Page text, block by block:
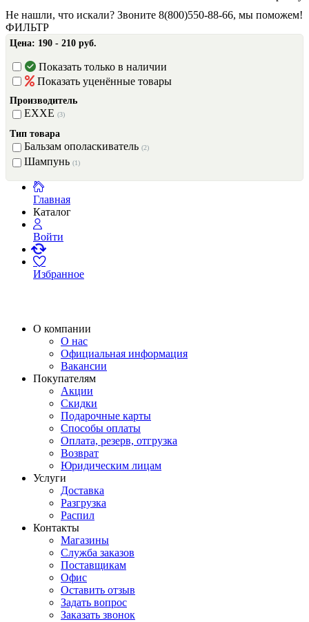
Не нашли, что искали? Звоните 8(800)550-88-66, мы поможем!
ФИЛЬТР
Цена: 190 - 210 руб.
Показать только в наличии
Показать уценённые товары
Производитель
EXXE (3)
Тип товара
Бальзам ополаскиватель (2)
Шампунь (1)
Главная
Каталог
Войти
Избранное
О компании
О нас
Официальная информация
Вакансии
Покупателям
Акции
Скидки
Подарочные карты
Способы оплаты
Оплата, резерв, отгрузка
Возврат
Юридическим лицам
Услуги
Доставка
Разгрузка
Распил
Контакты
Магазины
Служба заказов
Поставщикам
Офис
Оставить отзыв
Задать вопрос
Заказать звонок